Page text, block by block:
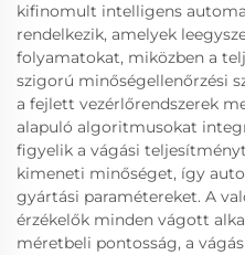
kifinomult intelligens
rendelkezik, amelyek
folyamatokat, miközben a
szigorú minőségellenőrzési
a fejlett vezérlőrendszerek
alapuló algoritmusokat
figyelik a vágási
kimeneti minőséget, így
gyártási paramétereket. A
érzékelők minden vágott
méretbeli pontosság, a